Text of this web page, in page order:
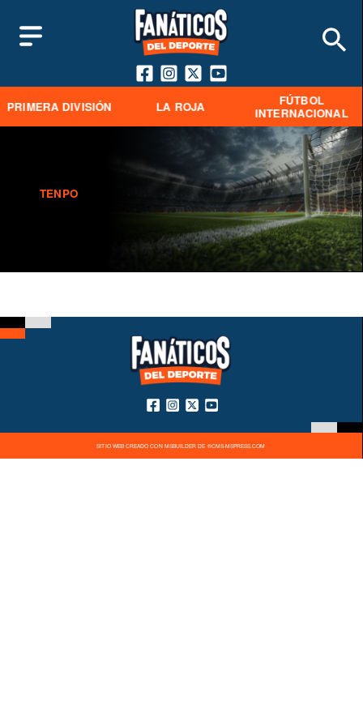
PRIMERA DIVISIÓN LA ROJA
FÚTBOL
INTERNACIONAL
TENPO
SITIO WEB CREADO CON MSBUILDER DE ®CMS-MSPRESS.COM